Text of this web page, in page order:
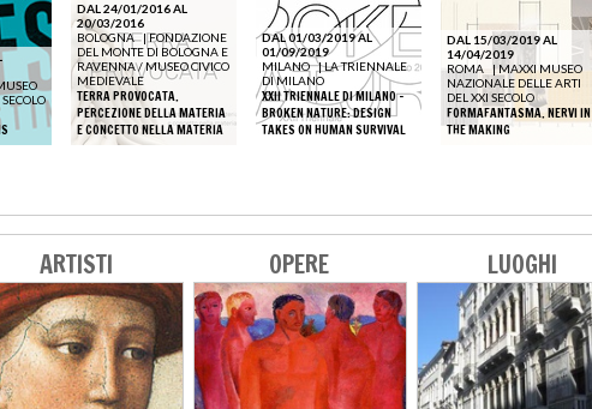
DAL 24/01/2016 AL
20/03/2016
BOLOGNA |FONDAZIONE
DEL MONTE DI BOLOGNA E
RAVENNA / MUSEO CIVICO
MEDIEVALE
TERRA PROVOCATA.
PERCEZIONE DELLA MATERIA
E CONCETTO NELLA MATERIA
DAL 01/03/2019 AL
01/09/2019
MILANO |LA TRIENNALE
DI MILANO
XXII TRIENNALE DI MILANO -
BROKEN NATURE: DESIGN
TAKES ON HUMAN SURVIVAL
DAL 15/03/2019 AL
14/04/2019
ROMA |MAXXI MUSEO
NAZIONALE DELLE ARTI
DEL XXI SECOLO
FORMAFANTASMA. NERVI IN
THE MAKING
ARTISTI OPERE LUOGHI